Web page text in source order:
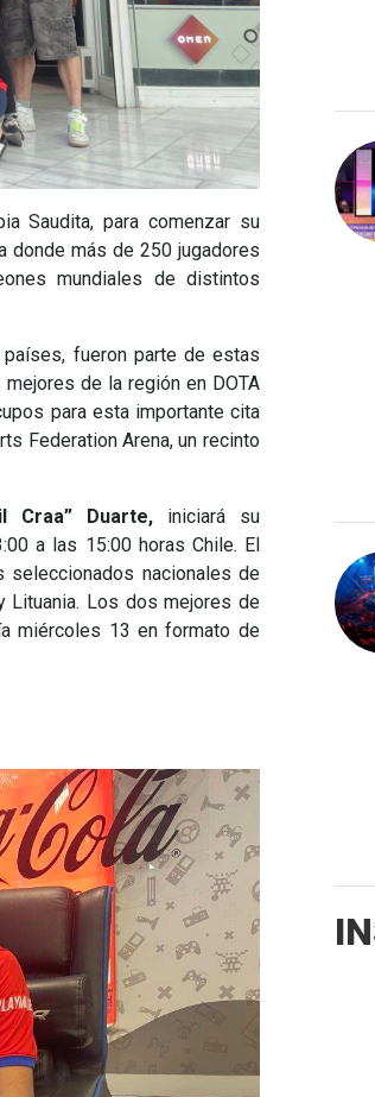
Saudita, para comenzar su
donde más de 250 jugadores
mundiales de distintos
fueron parte de estas
de la región en DOTA
para esta importante cita
Federation Arena, un recinto
Craa” Duarte,iniciará su
a las 15:00 horas Chile. El
seleccionados nacionales de
Lituania. Los dos mejores de
miércoles 13 en formato de